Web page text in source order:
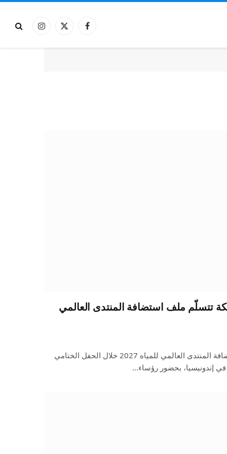
فيسبوكX
الانستغرام
2030.. المملكة تتسلّم ملف استضافة المنتدى العالمي
تسلمت المملكة رسميًا ملف استضافة المنتدى العالمي للمياه 2027 خلال الحفل الختامي
في إندونيسيا، بحضور رؤساء…